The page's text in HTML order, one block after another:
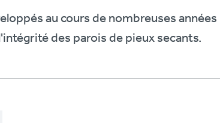
au cours de nombreuses
des parois de pieux secants.